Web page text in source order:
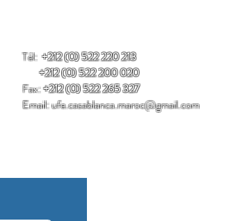
Tél: +212 (0) 522 220 213
+212 (0) 522 200 020
Fax:+212 (0) 522 265 327
Email:ufe.casablanca.maroc@gmail.com